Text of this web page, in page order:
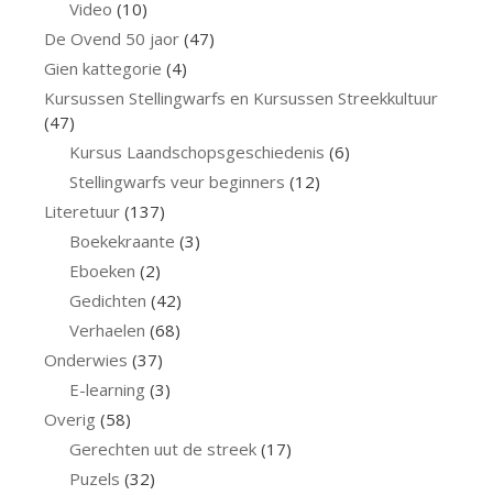
Video (10)
De Ovend 50 jaor (47)
Gien kattegorie (4)
Kursussen Stellingwarfs en Kursussen Streekkultuur
(47)
Kursus Laandschopsgeschiedenis (6)
Stellingwarfs veur beginners (12)
Literetuur (137)
Boekekraante (3)
Eboeken (2)
Gedichten (42)
Verhaelen (68)
Onderwies (37)
E-learning (3)
Overig (58)
Gerechten uut de streek(17)
Puzels (32)